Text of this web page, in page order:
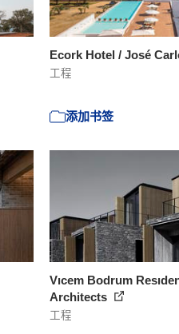
Ecork Hotel / José
工程
添加书签
Vıcem Bodrum
Architects
工程